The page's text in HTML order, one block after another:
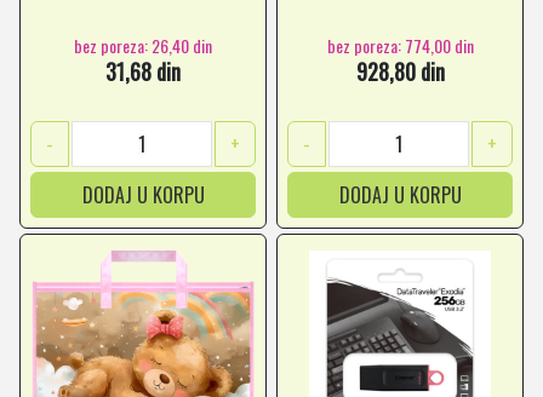
bez poreza: 26,40 din
31,68 din
-
+
DODAJ U KORPU
bez poreza: 774,00 din
928,80 din
-
+
DODAJ U KORPU